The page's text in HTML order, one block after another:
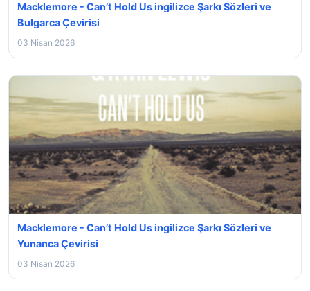
Macklemore - Can’t Hold Us ingilizce Şarkı Sözleri ve
Bulgarca Çevirisi
03 Nisan 2026
Macklemore - Can’t Hold Us ingilizce Şarkı Sözleri ve
Yunanca Çevirisi
03 Nisan 2026